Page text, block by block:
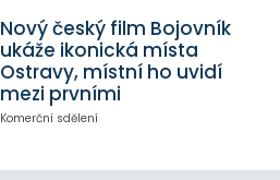
Nový český film Bojovník
ukáže ikonická místa
Ostravy, místní ho uvidí
mezi prvními
Komerční sdělení